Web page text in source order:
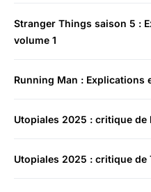
Stranger Things saison 5 :
volume 1
Running Man : Explications
Utopiales 2025 : critique de
Utopiales 2025 : critique de